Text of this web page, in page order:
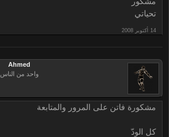
تحياتي
Ahmed
واحد من الناس
مشكورة فاتن على المرور والمتابعة
كل الودّ